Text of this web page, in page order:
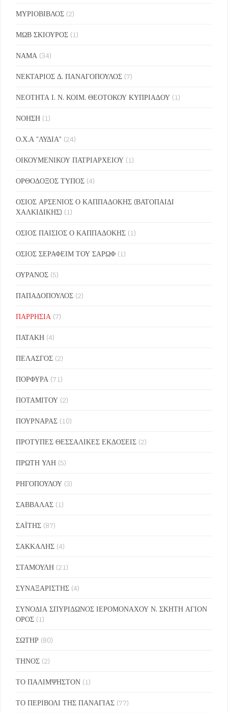
ΜΥΡΙΟΒΙΒΛΟΣ (2)
ΜΩΒ ΣΚΙΟΥΡΟΣ (1)
ΝΑΜΑ (34)
ΝΕΚΤΑΡΙΟΣ Δ. ΠΑΝΑΓΟΠΟΥΛΟΣ (7)
ΝΕΟΤΗΤΑ Ι. Ν. ΚΟΙΜ. ΘΕΟΤΟΚΟΥ ΚΥΠΡΙΑΔΟΥ (1)
ΝΟΗΣΗ (1)
Ο.Χ.Α "ΛΥΔΙΑ" (24)
ΟΙΚΟΥΜΕΝΙΚΟΥ ΠΑΤΡΙΑΡΧΕΙΟΥ (1)
ΟΡΘΟΔΟΞΟΣ ΤΥΠΟΣ (4)
ΟΣΙΟΣ ΑΡΣΕΝΙΟΣ Ο ΚΑΠΠΑΔΟΚΗΣ (ΒΑΤΟΠΑΙΔΙ
ΧΑΛΚΙΔΙΚΗΣ) (1)
ΟΣΙΟΣ ΠΑΙΣΙΟΣ Ο ΚΑΠΠΑΔΟΚΗΣ (1)
ΟΣΙΟΣ ΣΕΡΑΦΕΙΜ ΤΟΥ ΣΑΡΩΦ (1)
ΟΥΡΑΝΟΣ (5)
ΠΑΠΑΔΟΠΟΥΛΟΣ (2)
ΠΑΡΡΗΣΙΑ (7)
ΠΑΤΑΚΗ (4)
ΠΕΛΑΣΓΟΣ (2)
ΠΟΡΦΥΡΑ (71)
ΠΟΤΑΜΙΤΟΥ (2)
ΠΟΥΡΝΑΡΑΣ (10)
ΠΡΟΤΥΠΕΣ ΘΕΣΣΑΛΙΚΕΣ ΕΚΔΟΣΕΙΣ (2)
ΠΡΩΤΗ ΥΛΗ (5)
ΡΗΓΟΠΟΥΛΟΥ (3)
ΣΑΒΒΑΛΑΣ (1)
ΣΑΪΤΗΣ (87)
ΣΑΚΚΑΛΗΣ (4)
ΣΤΑΜΟΥΛΗ (21)
ΣΥΝΑΞΑΡΙΣΤΗΣ (4)
ΣΥΝΟΔΙΑ ΣΠΥΡΙΔΩΝΟΣ ΙΕΡΟΜΟΝΑΧΟΥ Ν. ΣΚΗΤΗ ΑΓΙΟΝ
ΟΡΟΣ (1)
ΣΩΤΗΡ (80)
ΤΗΝΟΣ (2)
ΤΟ ΠΑΛΙΜΨΗΣΤΟΝ (1)
ΤΟ ΠΕΡΙΒΟΛΙ ΤΗΣ ΠΑΝΑΓΙΑΣ (77)